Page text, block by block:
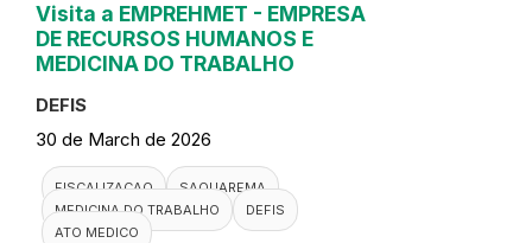
Visita a EMPREHMET - EMPRESA
DE RECURSOS HUMANOS E
MEDICINA DO TRABALHO
DEFIS
30 de March de 2026
FISCALIZACAO
SAQUAREMA
MEDICINA DO TRABALHO
DEFIS
ATO MEDICO